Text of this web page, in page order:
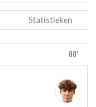
Statistieken
88'